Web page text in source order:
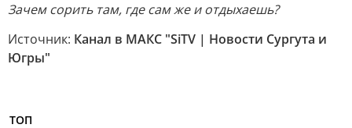
Зачем сорить там, где сам же и отдыхаешь?
Источник: Канал в МАКС "SiTV | Новости Сургута и
Югры"
ТОП